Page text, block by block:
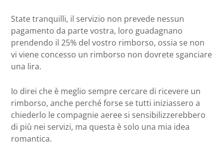
State tranquilli, il servizio non prevede nessun
pagamento da parte vostra, loro guadagnano
prendendo il 25% del vostro rimborso, ossia se non
vi viene concesso un rimborso non dovrete sganciare
una lira.
Io direi che è meglio sempre cercare di ricevere un
rimborso, anche perché forse se tutti iniziassero a
chiederlo le compagnie aeree si sensibilizzerebbero
di più nei servizi, ma questa è solo una mia idea
romantica.